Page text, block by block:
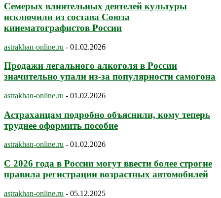
Семерых влиятельных деятелей культуры
исключили из состава Союза
кинематографистов России
astrakhan-online.ru - 01.02.2026
Продажи легального алкоголя в России
значительно упали из-за популярности самогона
astrakhan-online.ru - 01.02.2026
Астраханцам подробно объяснили, кому теперь
труднее оформить пособие
astrakhan-online.ru - 01.02.2026
С 2026 года в России могут ввести более строгие
правила регистрации возрастных автомобилей
astrakhan-online.ru - 05.12.2025